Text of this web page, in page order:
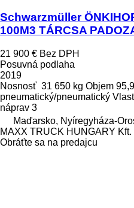
Schwarzmüller
100M3 TÁRCSA
21 900 € Bez DPH
Posuvná podlaha
2019
Nosnosť 31 650 kg Objem
pneumatický/pneumatický
náprav 3
Maďarsko, Nyíregyháza-
MAXX TRUCK HUNGARY Kft.
Obráťte sa na predajcu